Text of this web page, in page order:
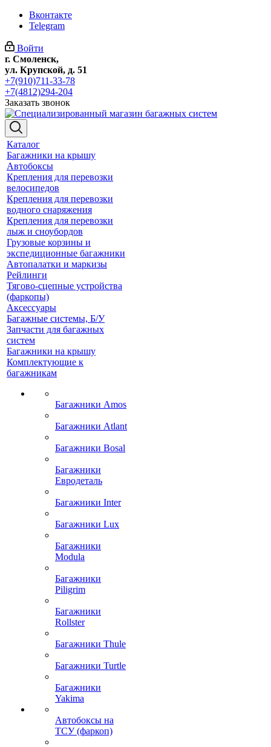
Вконтакте
Telegram
Войти
г. Смоленск,
ул. Крупской, д. 51
+7(910)711-33-78
+7(4812)294-204
Заказать звонок
Каталог
Багажники на крышу
Автобоксы
Крепления для перевозки
велосипедов
Крепления для перевозки
водного снаряжения
Крепления для перевозки
лыж и сноубордов
Грузовые корзины и
экспедиционные багажники
Автопалатки и маркизы
Рейлинги
Тягово-сцепные устройства
(фаркопы)
Аксессуары
Багажные системы, Б/У
Запчасти для багажных
систем
Багажники на крышу
Комплектующие к
багажникам
Багажники Amos
Багажники Atlant
Багажники Bosal
Багажники
Евродеталь
Багажники Inter
Багажники Lux
Багажники
Modula
Багажники
Piligrim
Багажники
Rollster
Багажники Thule
Багажники Turtle
Багажники
Yakima
Автобоксы на
ТСУ (фаркоп)